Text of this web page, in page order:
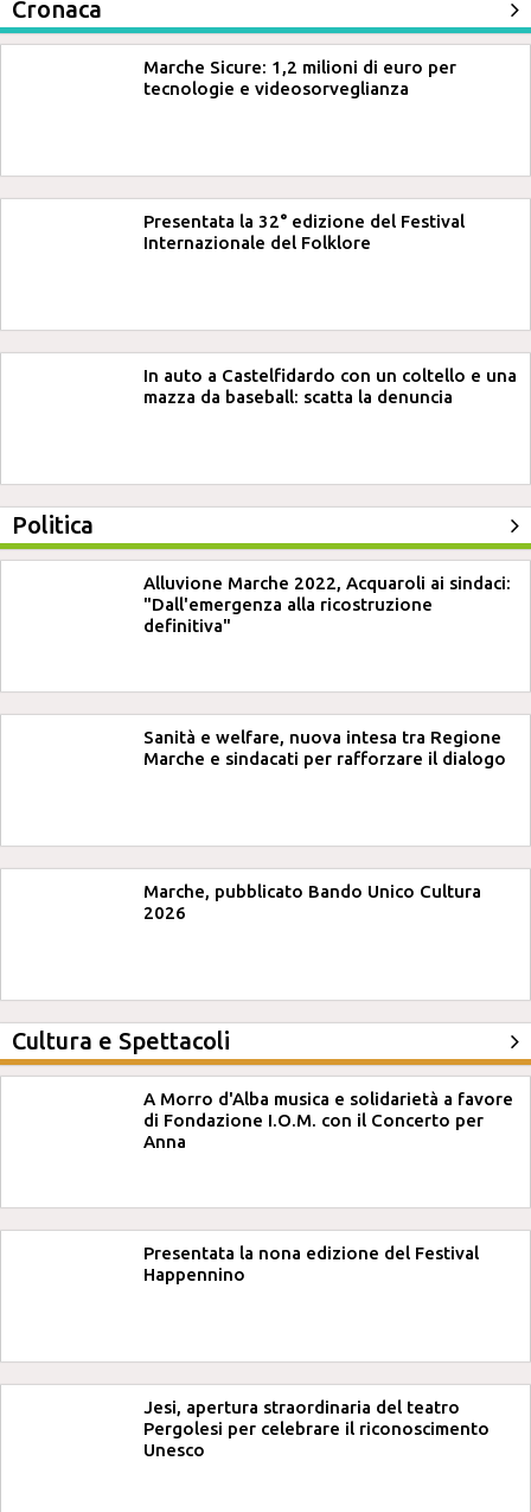
Cronaca
Marche Sicure: 1,2 milioni di euro per
tecnologie e videosorveglianza
Presentata la 32° edizione del Festival
Internazionale del Folklore
In auto a Castelfidardo con un coltello e una
mazza da baseball: scatta la denuncia
Politica
Alluvione Marche 2022, Acquaroli ai sindaci:
"Dall'emergenza alla ricostruzione
definitiva"
Sanità e welfare, nuova intesa tra Regione
Marche e sindacati per rafforzare il dialogo
Marche, pubblicato Bando Unico Cultura
2026
Cultura e Spettacoli
A Morro d'Alba musica e solidarietà a favore
di Fondazione I.O.M. con il Concerto per
Anna
Presentata la nona edizione del Festival
Happennino
Jesi, apertura straordinaria del teatro
Pergolesi per celebrare il riconoscimento
Unesco